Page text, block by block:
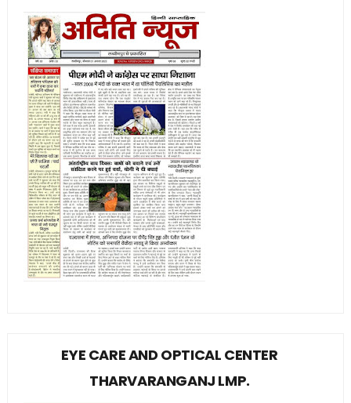
EYE CARE AND OPTICAL CENTER
THARVARANGANJ LMP.